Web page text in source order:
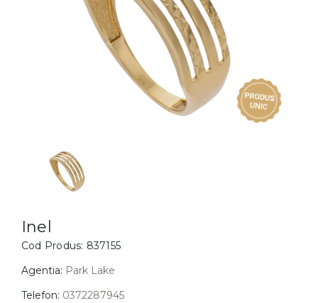
BIJUTERII COPII
Cercei
Bratari
Coliere
Lanturi
Inel
Cod Produs: 837155
Agentia: Park Lake
Telefon: 0372287945